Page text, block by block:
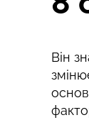
Він